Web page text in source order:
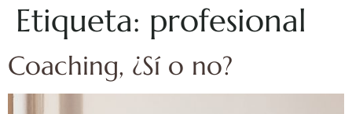
Etiqueta: profesional
Coaching, ¿Sí o no?